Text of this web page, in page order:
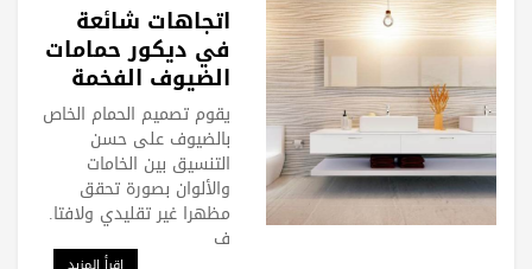
اتجاهات شائعة
في ديكور حمامات
الضيوف الفخمة
يقوم تصميم الحمام الخاص
بالضيوف على حسن
التنسيق بين الخامات
والألوان بصورة تحقق
مظهرا غير تقليدي ولافتا.
ف